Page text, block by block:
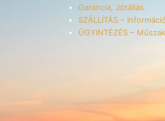
Garancia, Jótállás
SZÁLLÍTÁS –
ÜGYINTÉZÉS –